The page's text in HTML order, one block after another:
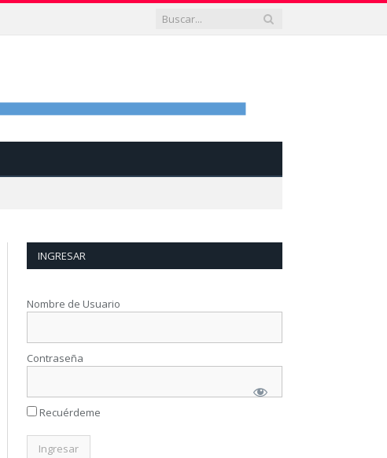
INGRESAR
Nombre de Usuario
Contraseña
Recuérdeme